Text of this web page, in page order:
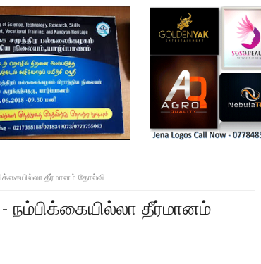
தீர்மானம் தோல்வி
நம்பிக்கையில்லா தீர்மானம்